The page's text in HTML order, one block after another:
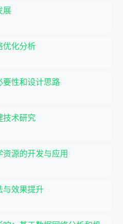
展
优化分析
要性和设计思路
技术研究
源的开发与应用
与效果提升